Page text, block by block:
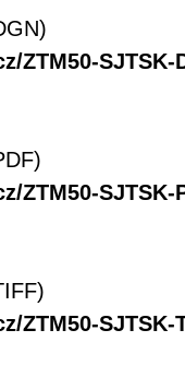
ZTM50-SJTSK-
ZTM50-SJTSK-
ZTM50-SJTSK-